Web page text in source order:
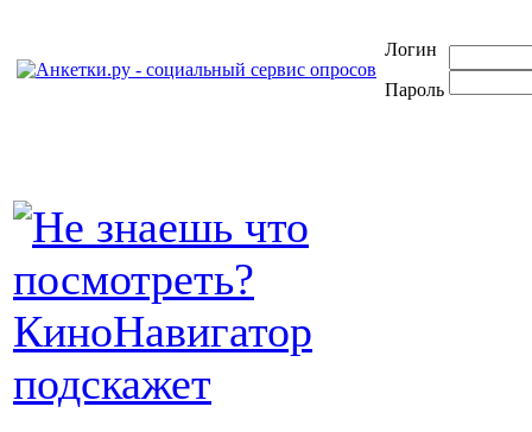
Логин
Пароль